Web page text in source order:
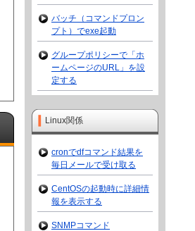
バッチ（コマンドプロン
プト）でexe起動
グループポリシーで「ホ
ームページのURL」を設
定する
Linux関係
cronでdfコマンド結果を
毎日メールで受け取る
CentOSの起動時に詳細情
報を表示する
SNMPコマンド